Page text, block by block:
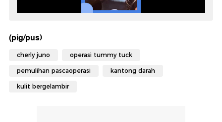
(pig/pus)
cherly juno operasi tummy tuck
pemulihan pascaoperasi kantong darah
kulit bergelambir